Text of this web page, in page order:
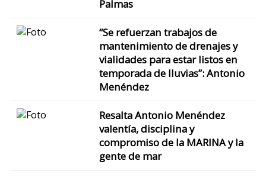
Palmas
“Se refuerzan trabajos de
mantenimiento de drenajes y
vialidades para estar listos en
temporada de lluvias”: Antonio
Menéndez
Resalta Antonio Menéndez
valentía, disciplina y
compromiso de la MARINA y la
gente de mar